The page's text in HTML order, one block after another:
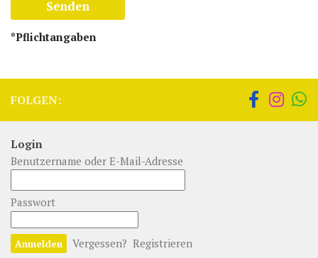
*Pflichtangaben
FOLGEN:
Login
Benutzername oder E-Mail-Adresse
Passwort
Vergessen? Registrieren